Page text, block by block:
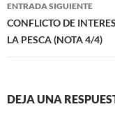
ENTRADA SIGUIENTE
CONFLICTO DE
LA PESCA (NOTA 4/4)
DEJA UNA